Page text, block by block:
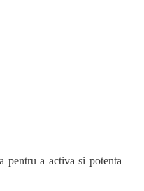
pentru a activa si potenta